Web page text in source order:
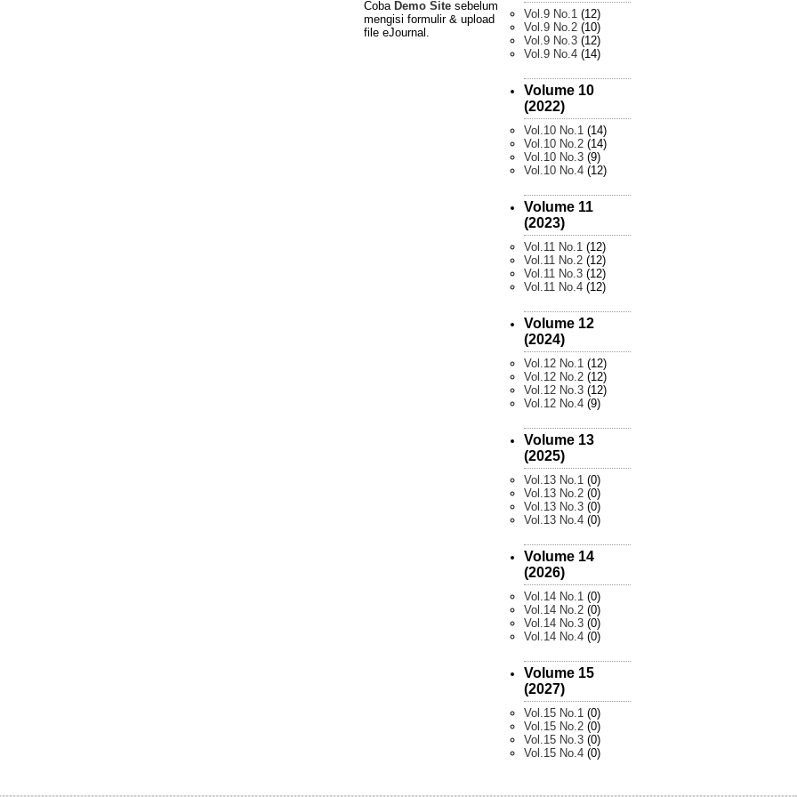
Coba Demo Site sebelum
mengisi formulir & upload
file eJournal.
Vol.9 No.1 (12)
Vol.9 No.2 (10)
Vol.9 No.3 (12)
Vol.9 No.4 (14)
Volume 10
(2022)
Vol.10 No.1 (14)
Vol.10 No.2 (14)
Vol.10 No.3 (9)
Vol.10 No.4 (12)
Volume 11
(2023)
Vol.11 No.1 (12)
Vol.11 No.2 (12)
Vol.11 No.3 (12)
Vol.11 No.4 (12)
Volume 12
(2024)
Vol.12 No.1 (12)
Vol.12 No.2 (12)
Vol.12 No.3 (12)
Vol.12 No.4 (9)
Volume 13
(2025)
Vol.13 No.1 (0)
Vol.13 No.2 (0)
Vol.13 No.3 (0)
Vol.13 No.4 (0)
Volume 14
(2026)
Vol.14 No.1 (0)
Vol.14 No.2 (0)
Vol.14 No.3 (0)
Vol.14 No.4 (0)
Volume 15
(2027)
Vol.15 No.1 (0)
Vol.15 No.2 (0)
Vol.15 No.3 (0)
Vol.15 No.4 (0)